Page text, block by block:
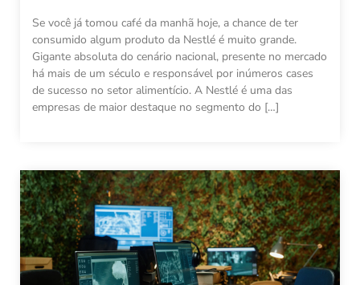
Se você já tomou café da manhã hoje, a chance de ter
consumido algum produto da Nestlé é muito grande.
Gigante absoluta do cenário nacional, presente no mercado
há mais de um século e responsável por inúmeros cases
de sucesso no setor alimentício. A Nestlé é uma das
empresas de maior destaque no segmento do […]